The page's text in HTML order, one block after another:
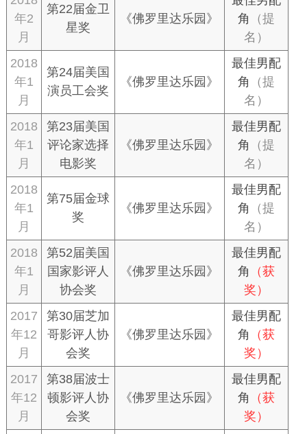
年2
月
第22届金卫
星奖
《佛罗里达乐园》
角
（提
名）
2018
年1
月
第24届美国
演员工会奖
《佛罗里达乐园》
最佳男配
角
（提
名）
2018
年1
月
第23届美国
评论家选择
电影奖
《佛罗里达乐园》
最佳男配
角
（提
名）
2018
年1
月
第75届金球
奖
《佛罗里达乐园》
最佳男配
角
（提
名）
2018
年1
月
第52届美国
国家影评人
协会奖
《佛罗里达乐园》
最佳男配
角
（获
奖）
2017
年12
月
第30届芝加
哥影评人协
会奖
《佛罗里达乐园》
最佳男配
角
（获
奖）
2017
年12
月
第38届波士
顿影评人协
会奖
《佛罗里达乐园》
最佳男配
角
（获
奖）